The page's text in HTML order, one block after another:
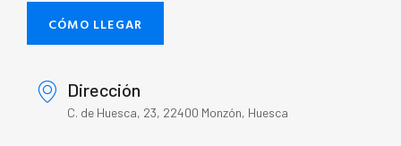
CÓMO LLEGAR
Dirección
C. de Huesca, 23, 22400 Monzón, Huesca